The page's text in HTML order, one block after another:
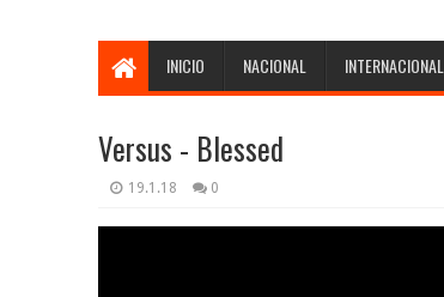
INICIO NACIONAL INTERNACIONAL
Versus - Blessed
19.1.18 0